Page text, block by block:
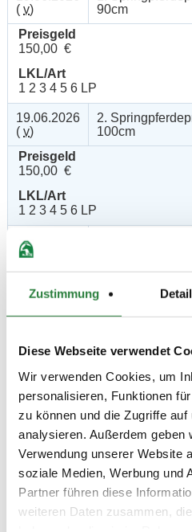
Zustimmung
Diese Webseite verwendet
Wir verwenden Cookies, um
personalisieren, Funktionen
zu können und die Zugriffe
analysieren. Außerdem geben
Verwendung unserer Website
soziale Medien, Werbung und
Partner führen diese
weiteren Daten zusammen,
( v)
90cm
Preisgeld
150,00 €
LKL/Art
1 2 3 4 5 6 LP
19.06.2026
( v)
2.
100cm
Preisgeld
150,00 €
LKL/Art
1 2 3 4 5 6 LP
19.06.2026
(v)
200,00 €
LKL/Art
(n)
Preisgeld
200,00 €
LKL/Art
2 3 4 5 LP
(n)
5.